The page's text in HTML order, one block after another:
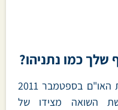
כמו נתניהו?
הסרטון שכרגע ראית הוא מעצרת האו"ם בספטמבר 2011
השואה מצידו של